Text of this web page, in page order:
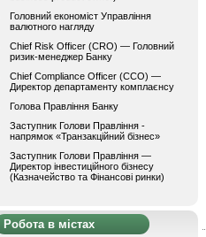
Головний економіст Управління
валютного нагляду
Chief Risk Officer (CRO) — Головний
ризик-менеджер Банку
Chief Compliance Officer (CCO) —
Директор департаменту комплаєнсу
Голова Правління Банку
Заступник Голови Правління -
напрямок «Транзакційний бізнес»
Заступник Голови Правління —
Директор інвестиційного бізнесу
(Казначейство та Фінансові ринки)
Робота в містах